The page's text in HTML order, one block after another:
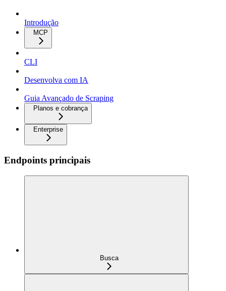
Introdução
MCP
CLI
Desenvolva com IA
Guia Avançado de Scraping
Planos e cobrança
Enterprise
Endpoints principais
Busca